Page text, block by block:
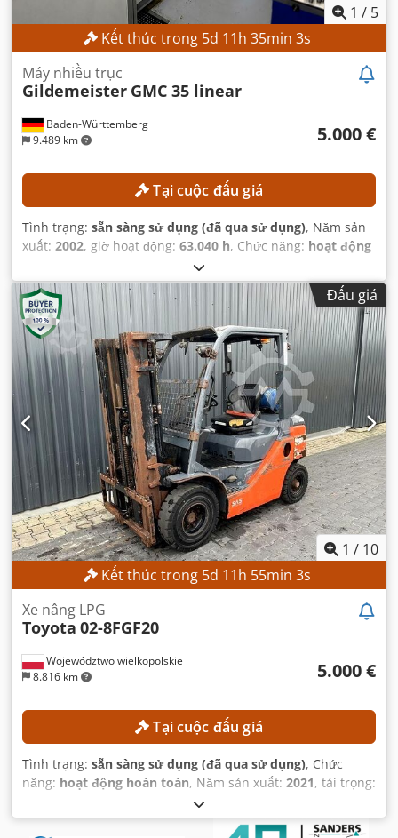
1 / 5
Kết thúc trong 5d 11h 35min 1s
Baden-Württemberg
9.489 km
Máy nhiều trục
Gildemeister GMC 35 linear
5.000 €
Tại cuộc đấu giá
Tình trạng: sẵn sàng sử dụng (đã qua sử dụng), Năm sản
xuất: 2002, giờ hoạt động: 63.040 h, Chức năng: hoạt động
Đấu giá
1 / 10
Kết thúc trong 5d 11h 55min 1s
Województwo wielkopolskie
8.816 km
Xe nâng LPG
Toyota 02-8FGF20
5.000 €
Tại cuộc đấu giá
Tình trạng: sẵn sàng sử dụng (đã qua sử dụng), Chức
năng: hoạt động hoàn toàn, Năm sản xuất: 2021, tải trọng:
4.300 mm
mm, loại cột:triplex, chiều cao xây dựng:1.975 mm,